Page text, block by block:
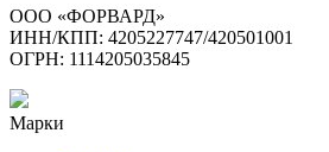
ООО «ФОРВАРД»
ИНН/КПП: 4205227747/420501001
ОГРН: 1114205035845
Марки